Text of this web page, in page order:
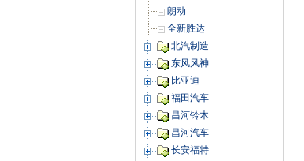
朗动
全新胜达
北汽制造
东风风神
比亚迪
福田汽车
昌河铃木
昌河汽车
长安福特